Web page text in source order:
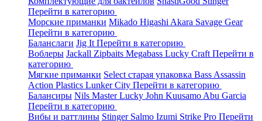
Перейти в категорию
Морские приманки Mikado Higashi Akara Savage Gear
Перейти в категорию
Баланслаги Jig It Перейти в категорию
Воблеры Jackall Zipbaits Megabass Lucky Craft Перейти в
категорию
Мягкие приманки Select старая упаковка Bass Assassin
Action Plastics Lunker City Перейти в категорию
Балансиры Nils MasterLucky John Kuusamo Abu Garcia
Перейти в категорию
Вибы и раттлины Stinger Salmo Izumi Strike Pro Перейти